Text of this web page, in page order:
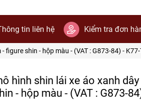
tin liên hệ Kiểm tra đơn
shin - hộp màu - (VAT : G873-84) -
hình shin lái xe áo xanh
- hộp màu - (VAT : G873-